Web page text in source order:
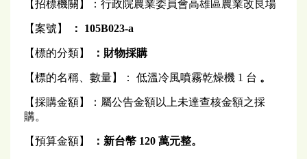
【招標機關】：行政院農業委員會高雄區農業改良場
【案號】 ： 105B023-a
【標的分類】 ：財物採購
【標的名稱、數量】： 低溫冷風噴霧乾燥機 1 台 。
【採購金額】：屬公告金額以上未達查核金額之採
購。
【預算金額】 ：新台幣 120 萬元整。